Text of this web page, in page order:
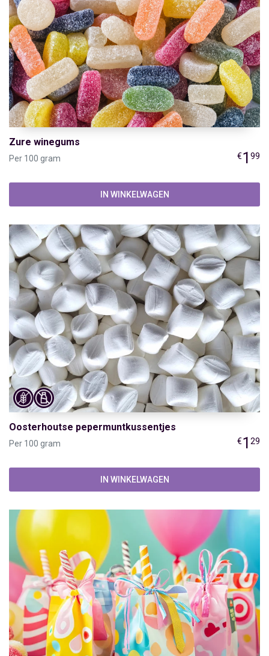
Zure winegums
Per 100 gram €1 99
IN WINKELWAGEN
Oosterhoutse pepermuntkussentjes
Per 100 gram €1 29
IN WINKELWAGEN